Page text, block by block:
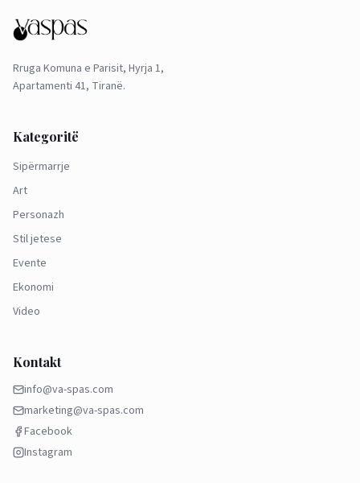
Rruga Komuna e Parisit, Hyrja 1,
Apartamenti 41, Tiranë.
Kategoritë
Sipërmarrje
Art
Personazh
Stil jetese
Evente
Ekonomi
Video
Kontakt
info@va-spas.com
marketing@va-spas.com
Facebook
Instagram